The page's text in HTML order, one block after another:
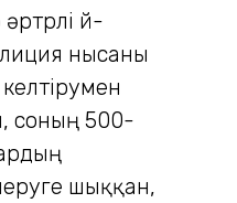
үй-
нысаны
соның 500-
шыққан,